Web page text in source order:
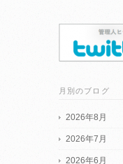
月別のブログ
2026年8月
2026年7月
2026年6月